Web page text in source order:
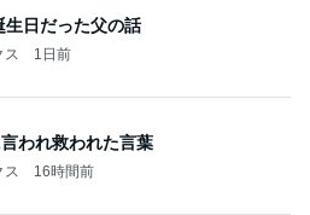
生日だった父の話
ス 1日前
われ救われた言葉
ス 16時間前